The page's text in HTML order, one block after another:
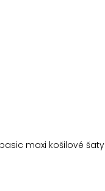
maxi košilové šaty